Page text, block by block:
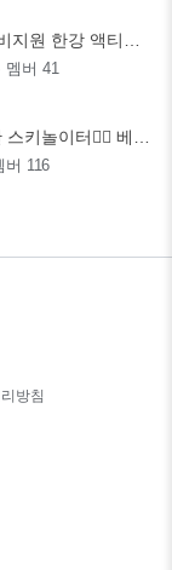
원 한강 액티비
멤버 41
놀이터✌🏻 베이
버 116
방침